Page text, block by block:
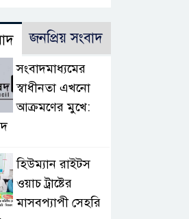
জনপ্রিয় সংবাদ
সংবাদমাধ্যমের
স্বাধীনতা এখনো
আক্রমণের মুখে:
হিউম্যান রাইটস
ওয়াচ ট্রাষ্টের
মাসবপ্যাপী সেহরি